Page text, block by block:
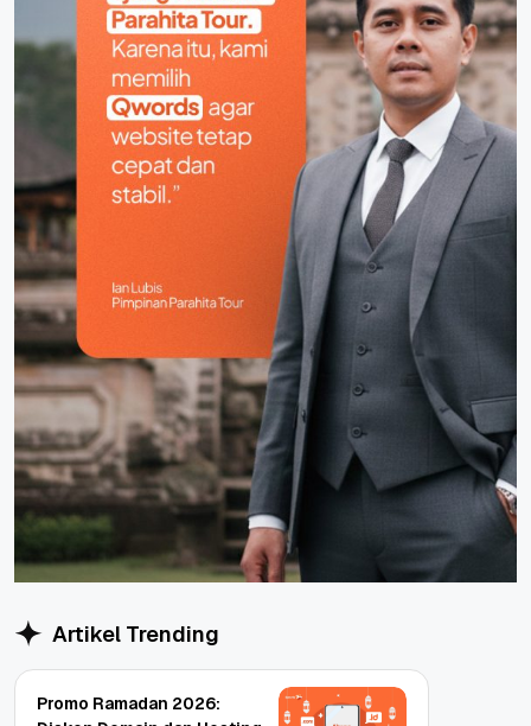
Artikel Trending
Promo Ramadan 2026: